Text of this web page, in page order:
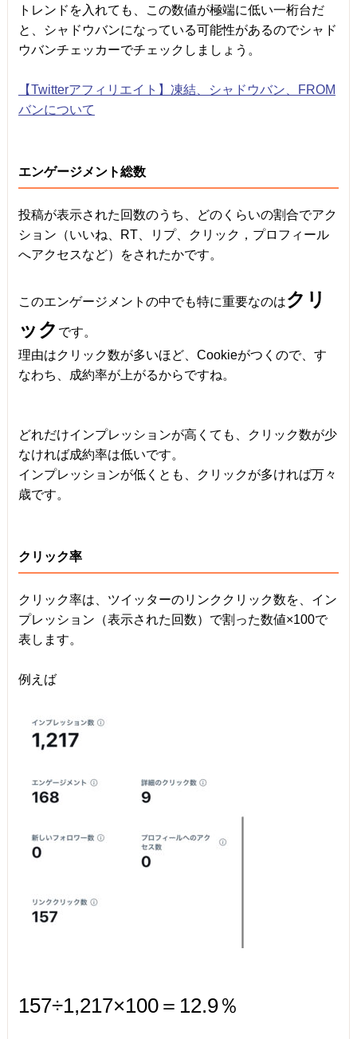
トレンドを入れても、この数値が極端に低い一桁台だ
と、シャドウバンになっている可能性があるのでシャド
ウバンチェッカーでチェックしましょう。
【Twitterアフィリエイト】凍結、シャドウバン、FROM
バンについて
エンゲージメント総数
投稿が表示された回数のうち、どのくらいの割合でアク
ション（いいね、RT、リプ、クリック，プロフィール
へアクセスなど）をされたかです。
このエンゲージメントの中でも特に重要なのはクリ
ック です。
理由はクリック数が多いほど、Cookieがつくので、す
なわち、成約率が上がるからですね。
どれだけインプレッションが高くても、クリック数が少
なければ成約率は低いです。
インプレッションが低くとも、クリックが多ければ万々
歳です。
クリック率
クリック率は、ツイッターのリンククリック数を、イン
プレッション（表示された回数）で割った数値×100で
表します。
例えば
157÷1,217×100＝12.9％